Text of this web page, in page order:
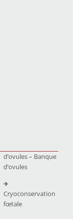
d’ovules – Banque
d’ovules
Cryoconservation
fœtale